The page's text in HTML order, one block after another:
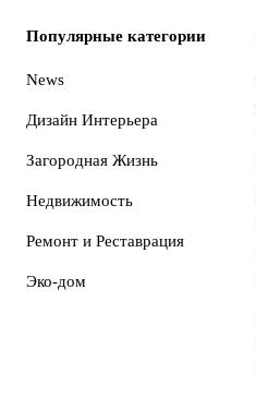
Популярные категории
News
Дизайн Интерьера
Загородная Жизнь
Недвижимость
Ремонт и Реставрация
Эко-дом